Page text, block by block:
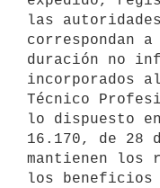
las
correspondan
duración no
incorporados
Técnico
lo dispuesto
16.170, de 28
mantienen los
los